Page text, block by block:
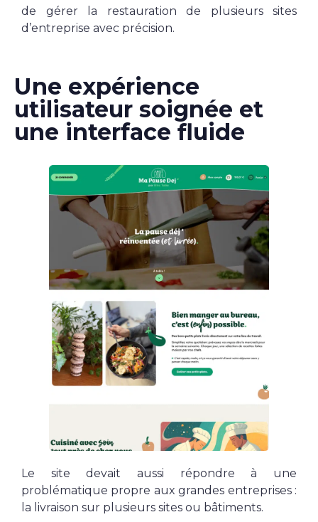
de gérer la restauration de plusieurs sites
d’entreprise avec précision.
Une expérience
utilisateur soignée et
une interface fluide
Le site devait aussi répondre à une
problématique propre aux grandes entreprises :
la livraison sur plusieurs sites ou bâtiments.